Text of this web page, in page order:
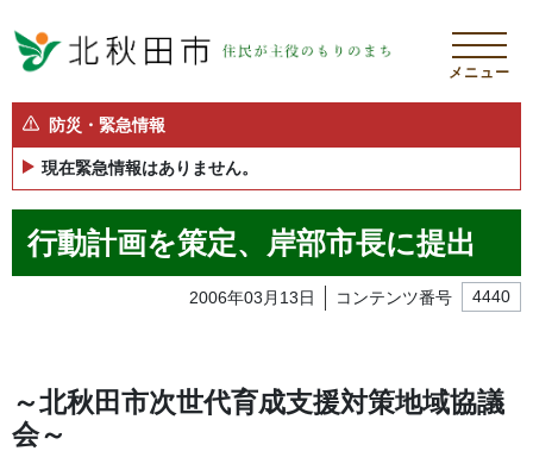
メニュー
防災・緊急情報
現在緊急情報はありません。
行動計画を策定、岸部市長に提出
2006年03月13日 コンテンツ番号 4440
～北秋田市次世代育成支援対策地域協議
会～